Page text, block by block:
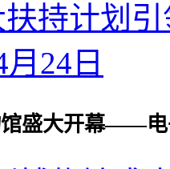
持计划
24日
盛大开幕——电